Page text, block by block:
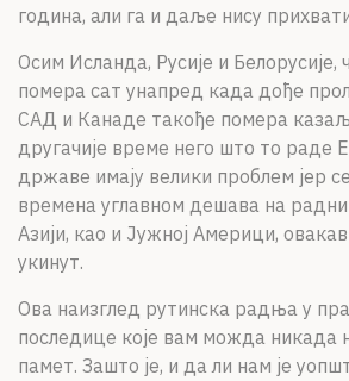
година, али га и даље нису
Осим Исланда, Русије и Белорусије,
помера сат унапред када дође
САД и Канаде такође помера
другачије време него што то раде
државе имају велики проблем јер
времена углавном дешава на
Азији, као и Јужној Америци,
укинут.
Ова наизглед рутинска радња у
последице које вам можда никада
памет. Зашто је, и да ли нам је